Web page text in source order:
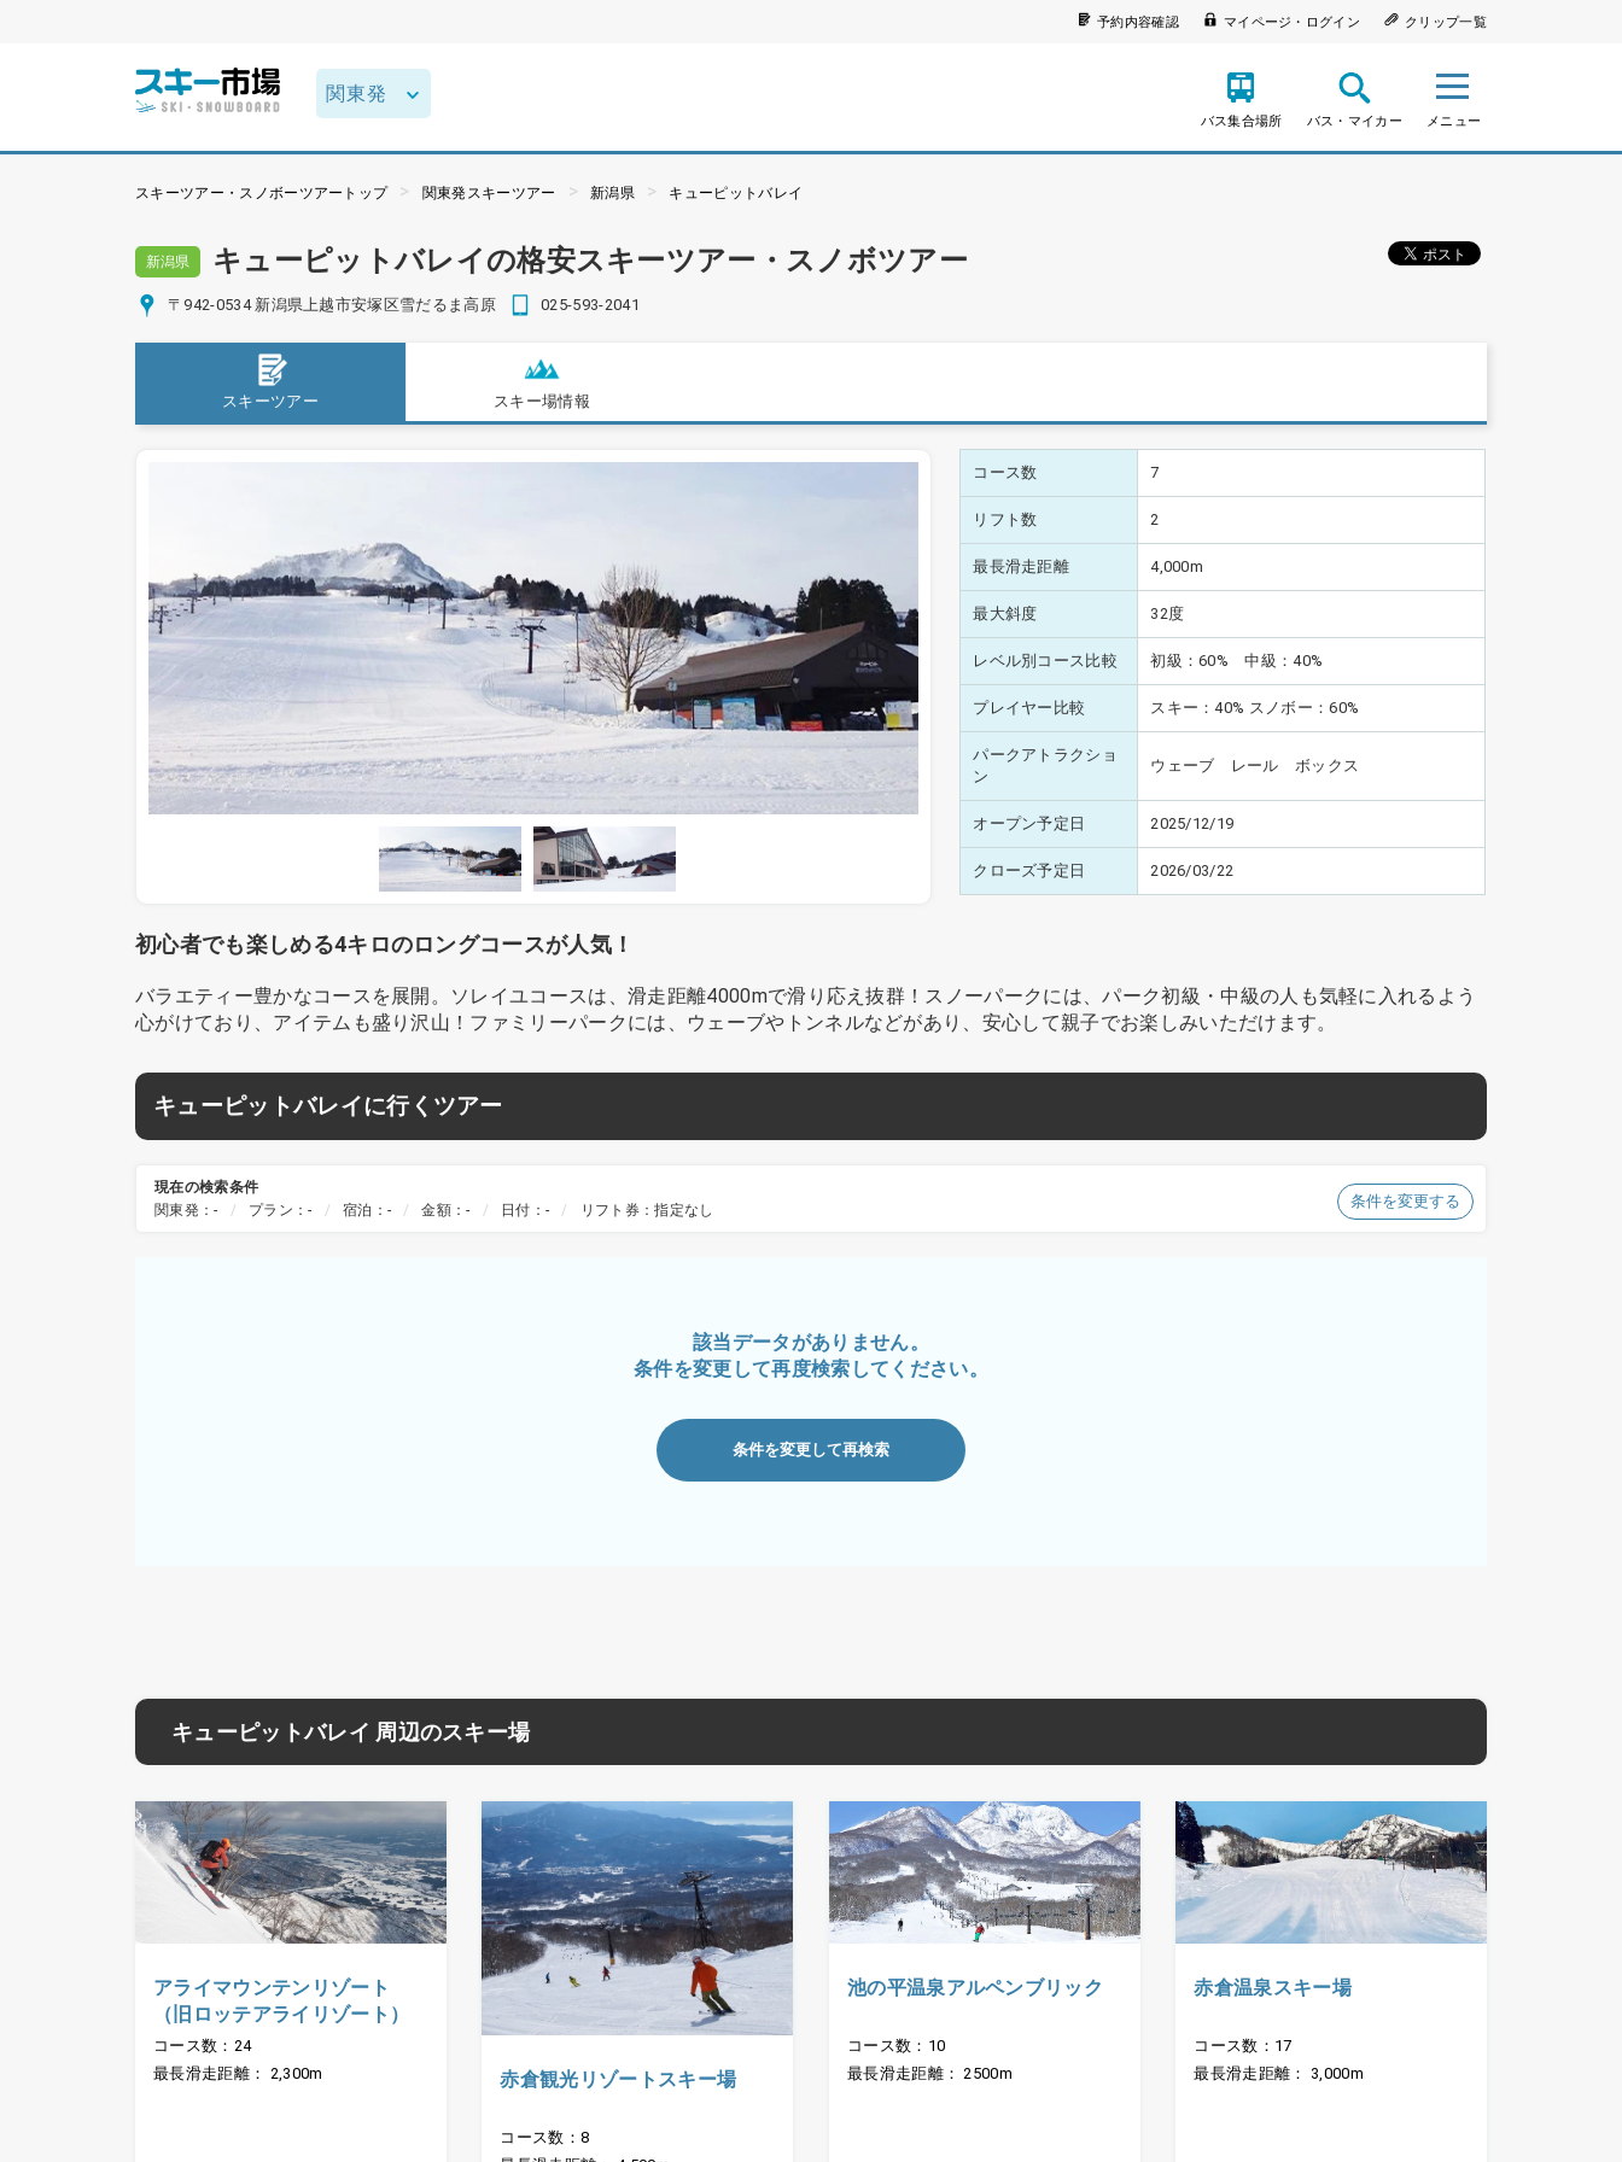
予約内容確認 マイページ・ログイン クリップ一覧
バス集合場所 バス・マイカー メニュー
スキーツアー・スノボーツアートップ 関東発スキーツアー 新潟県 キューピットバレイ
新潟県 キューピットバレイの格安スキーツアー・スノボツアー
〒942-0534 新潟県上越市安塚区雪だるま高原 025-593-2041
スキーツアー スキー場情報
コース数 7
リフト数 2
最長滑走距離 4,000m
最大斜度 32度
レベル別コース比較 初級：60% 中級：40%
プレイヤー比較 スキー：40% スノボー：60%
パークアトラクショ
ン
ウェーブ レール ボックス
オープン予定日 2025/12/19
クローズ予定日 2026/03/22
初心者でも楽しめる4キロのロングコースが人気！
バラエティー豊かなコースを展開。ソレイユコースは、滑走距離4000mで滑り応え抜群！スノーパークには、パーク初級・中級の人も気軽に入れるよう
心がけており、アイテムも盛り沢山！ファミリーパークには、ウェーブやトンネルなどがあり、安心して親子でお楽しみいただけます。
キューピットバレイに行くツアー
現在の検索条件
関東発：-
プラン：- 宿泊：- 金額：- 日付：- リフト券：指定なし 条件を変更する
該当データがありません。
条件を変更して再度検索してください。
条件を変更して再検索
キューピットバレイ 周辺のスキー場
アライマウンテンリゾート
（旧ロッテアライリゾート）
コース数：24
最長滑走距離： 2,300m
赤倉観光リゾートスキー場
コース数：8
池の平温泉アルペンブリック
コース数：10
最長滑走距離： 2500m
赤倉温泉スキー場
コース数：17
最長滑走距離： 3,000m